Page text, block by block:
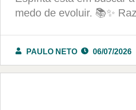
medo de evoluir. 📚✨
PAULO NETO 06/07/2026